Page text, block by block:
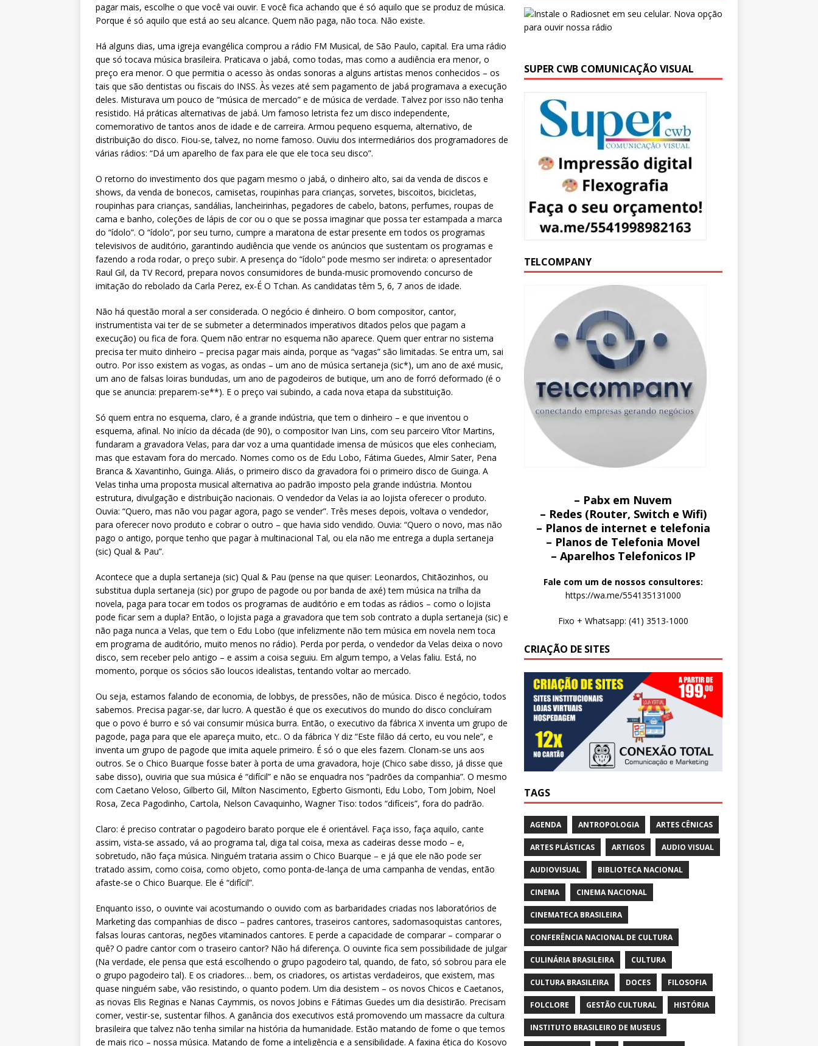
pagar mais, escolhe o que você vai ouvir. E você fica achando que é só aquilo que se produz de música.
Porque é só aquilo que está ao seu alcance. Quem não paga, não toca. Não existe.
Há alguns dias, uma igreja evangélica comprou a rádio FM Musical, de São Paulo, capital. Era uma rádio
que só tocava música brasileira. Praticava o jabá, como todas, mas como a audiência era menor, o
preço era menor. O que permitia o acesso às ondas sonoras a alguns artistas menos conhecidos – os
tais que são dentistas ou fiscais do INSS. Às vezes até sem pagamento de jabá programava a execução
deles. Misturava um pouco de “música de mercado” e de música de verdade. Talvez por isso não tenha
resistido. Há práticas alternativas de jabá. Um famoso letrista fez um disco independente,
comemorativo de tantos anos de idade e de carreira. Armou pequeno esquema, alternativo, de
distribuição do disco. Fiou-se, talvez, no nome famoso. Ouviu dos intermediários dos programadores de
várias rádios: “Dá um aparelho de fax para ele que ele toca seu disco”.
O retorno do investimento dos que pagam mesmo o jabá, o dinheiro alto, sai da venda de discos e
shows, da venda de bonecos, camisetas, roupinhas para crianças, sorvetes, biscoitos, bicicletas,
roupinhas para crianças, sandálias, lancheirinhas, pegadores de cabelo, batons, perfumes, roupas de
cama e banho, coleções de lápis de cor ou o que se possa imaginar que possa ter estampada a marca
do “ídolo”. O “ídolo”, por seu turno, cumpre a maratona de estar presente em todos os programas
televisivos de auditório, garantindo audiência que vende os anúncios que sustentam os programas e
fazendo a roda rodar, o preço subir. A presença do “ídolo” pode mesmo ser indireta: o apresentador
Raul Gil, da TV Record, prepara novos consumidores de bunda-music promovendo concurso de
imitação do rebolado da Carla Perez, ex-É O Tchan. As candidatas têm 5, 6, 7 anos de idade.
Não há questão moral a ser considerada. O negócio é dinheiro. O bom compositor, cantor,
instrumentista vai ter de se submeter a determinados imperativos ditados pelos que pagam a
execução) ou fica de fora. Quem não entrar no esquema não aparece. Quem quer entrar no sistema
precisa ter muito dinheiro – precisa pagar mais ainda, porque as “vagas” são limitadas. Se entra um, sai
outro. Por isso existem as vogas, as ondas – um ano de música sertaneja (sic*), um ano de axé music,
um ano de falsas loiras bundudas, um ano de pagodeiros de butique, um ano de forró deformado (é o
que se anuncia: preparem-se**). E o preço vai subindo, a cada nova etapa da substituição.
Só quem entra no esquema, claro, é a grande indústria, que tem o dinheiro – e que inventou o
esquema, afinal. No início da década (de 90), o compositor Ivan Lins, com seu parceiro Vítor Martins,
fundaram a gravadora Velas, para dar voz a uma quantidade imensa de músicos que eles conheciam,
mas que estavam fora do mercado. Nomes como os de Edu Lobo, Fátima Guedes, Almir Sater, Pena
Branca & Xavantinho, Guinga. Aliás, o primeiro disco da gravadora foi o primeiro disco de Guinga. A
Velas tinha uma proposta musical alternativa ao padrão imposto pela grande indústria. Montou
estrutura, divulgação e distribuição nacionais. O vendedor da Velas ia ao lojista oferecer o produto.
Ouvia: “Quero, mas não vou pagar agora, pago se vender”. Três meses depois, voltava o vendedor,
para oferecer novo produto e cobrar o outro – que havia sido vendido. Ouvia: “Quero o novo, mas não
pago o antigo, porque tenho que pagar à multinacional Tal, ou ela não me entrega a dupla sertaneja
(sic) Qual & Pau”.
Acontece que a dupla sertaneja (sic) Qual & Pau (pense na que quiser: Leonardos, Chitãozinhos, ou
substitua dupla sertaneja (sic) por grupo de pagode ou por banda de axé) tem música na trilha da
novela, paga para tocar em todos os programas de auditório e em todas as rádios – como o lojista
pode ficar sem a dupla? Então, o lojista paga a gravadora que tem sob contrato a dupla sertaneja (sic) e
não paga nunca a Velas, que tem o Edu Lobo (que infelizmente não tem música em novela nem toca
em programa de auditório, muito menos no rádio). Perda por perda, o vendedor da Velas deixa o novo
disco, sem receber pelo antigo – e assim a coisa seguiu. Em algum tempo, a Velas faliu. Está, no
momento, porque os sócios são loucos idealistas, tentando voltar ao mercado.
Ou seja, estamos falando de economia, de lobbys, de pressões, não de música. Disco é negócio, todos
sabemos. Precisa pagar-se, dar lucro. A questão é que os executivos do mundo do disco concluíram
que o povo é burro e só vai consumir música burra. Então, o executivo da fábrica X inventa um grupo de
pagode, paga para que ele apareça muito, etc.. O da fábrica Y diz “Este filão dá certo, eu vou nele”, e
inventa um grupo de pagode que imita aquele primeiro. É só o que eles fazem. Clonam-se uns aos
outros. Se o Chico Buarque fosse bater à porta de uma gravadora, hoje (Chico sabe disso, já disse que
sabe disso), ouviria que sua música é “difícil” e não se enquadra nos “padrões da companhia”. O mesmo
com Caetano Veloso, Gilberto Gil, Milton Nascimento, Egberto Gismonti, Edu Lobo, Tom Jobim, Noel
Rosa, Zeca Pagodinho, Cartola, Nelson Cavaquinho, Wagner Tiso: todos “difíceis”, fora do padrão.
Claro: é preciso contratar o pagodeiro barato porque ele é orientável. Faça isso, faça aquilo, cante
assim, vista-se assado, vá ao programa tal, diga tal coisa, mexa as cadeiras desse modo – e,
sobretudo, não faça música. Ninguém trataria assim o Chico Buarque – e já que ele não pode ser
tratado assim, como coisa, como objeto, como ponta-de-lança de uma campanha de vendas, então
afaste-se o Chico Buarque. Ele é “difícil”.
Enquanto isso, o ouvinte vai acostumando o ouvido com as barbaridades criadas nos laboratórios de
Marketing das companhias de disco – padres cantores, traseiros cantores, sadomasoquistas cantores,
falsas louras cantoras, negões vitaminados cantores. E perde a capacidade de comparar – comparar o
quê? O padre cantor com o traseiro cantor? Não há diferença. O ouvinte fica sem possibilidade de julgar
(Na verdade, ele pensa que está escolhendo o grupo pagodeiro tal, quando, de fato, só sobrou para ele
o grupo pagodeiro tal). E os criadores… bem, os criadores, os artistas verdadeiros, que existem, mas
quase ninguém sabe, vão resistindo, o quanto podem. Um dia desistem – os novos Chicos e Caetanos,
as novas Elis Reginas e Nanas Caymmis, os novos Jobins e Fátimas Guedes um dia desistirão. Precisam
comer, vestir-se, sustentar filhos. A ganância dos executivos está promovendo um massacre da cultura
brasileira que talvez não tenha similar na história da humanidade. Estão matando de fome o que temos
de mais rico – nossa música. Matando de fome a inteligência e a sensibilidade. A faxina ética do Kosovo
SUPER CWB COMUNICAÇÃO VISUAL
TELCOMPANY
– Pabx em Nuvem
– Redes (Router, Switch e Wifi)
– Planos de internet e telefonia
– Planos de Telefonia Movel
– Aparelhos Telefonicos IP
Fale com um de nossos consultores:
https://wa.me/554135131000
Fixo + Whatsapp: (41) 3513-1000
CRIAÇÃO DE SITES
TAGS
AGENDA ANTROPOLOGIA ARTES CÊNICAS
ARTES PLÁSTICAS ARTIGOS AUDIO VISUAL
AUDIOVISUAL BIBLIOTECA NACIONAL
CINEMA CINEMA NACIONAL
CINEMATECA BRASILEIRA
CONFERÊNCIA NACIONAL DE CULTURA
CULINÁRIA BRASILEIRA CULTURA
CULTURA BRASILEIRA DOCES FILOSOFIA
FOLCLORE GESTÃO CULTURAL HISTÓRIA
INSTITUTO BRASILEIRO DE MUSEUS